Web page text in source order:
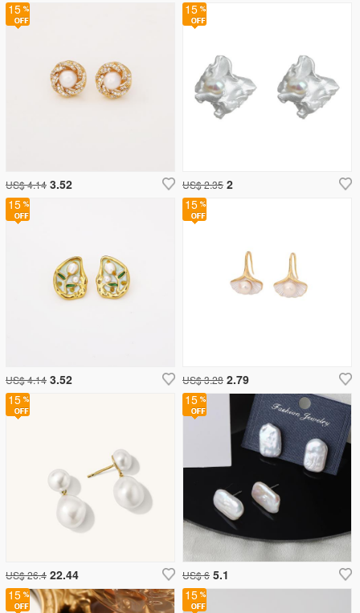
15
US$ 2.35 2
15
US$ 4.14 3.52
15
US$ 3.28 2.79
15
US$ 4.14 3.52
15
US$ 26.4 22.44
15
US$ 6 5.1
15
15